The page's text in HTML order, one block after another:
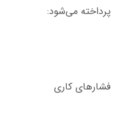
پرداخته می‌شود:
فشارهای کاری